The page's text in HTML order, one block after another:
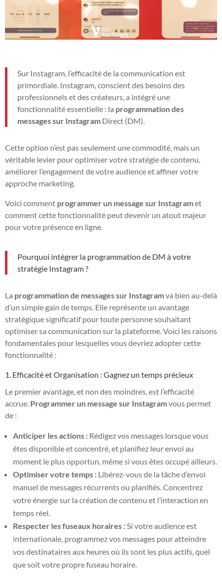
Sur Instagram, l’efficacité de la communication est
primordiale. Instagram, conscient des besoins des
professionnels et des créateurs, a intégré une
fonctionnalité essentielle : la programmation des
messages sur Instagram Direct (DM).
Cette option n’est pas seulement une commodité, mais un
véritable levier pour optimiser votre stratégie de contenu,
améliorer l’engagement de votre audience et affiner votre
approche marketing.
Voici comment programmer un message sur Instagramet
comment cette fonctionnalité peut devenir un atout majeur
pour votre présence en ligne.
Pourquoi intégrer la programmation de DM à votre
stratégie Instagram ?
La programmation de messages sur Instagramva bien au-delà
d’un simple gain de temps. Elle représente un avantage
stratégique significatif pour toute personne souhaitant
optimiser sa communication sur la plateforme. Voici les raisons
fondamentales pour lesquelles vous devriez adopter cette
fonctionnalité :
1. Efficacité et Organisation : Gagnez un temps précieux
Le premier avantage, et non des moindres, est l’efficacité
accrue. Programmer un message sur Instagramvous permet
de :
Anticiper les actions : Rédigez vos messages lorsque vous
êtes disponible et concentré, et planifiez leur envoi au
moment le plus opportun, même si vous êtes occupé ailleurs.
Optimiser votre temps : Libérez-vous de la tâche d’envoi
manuel de messages récurrents ou planifiés. Concentrez
votre énergie sur la création de contenu et l’interaction en
temps réel.
Respecter les fuseaux horaires : Si votre audience est
internationale, programmez vos messages pour atteindre
vos destinataires aux heures où ils sont les plus actifs, quel
que soit votre propre fuseau horaire.